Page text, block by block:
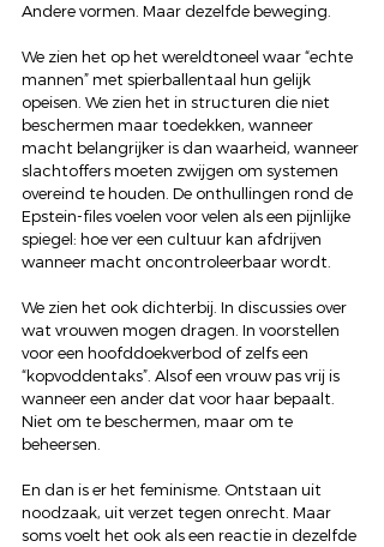
Andere vormen. Maar dezelfde beweging.
We zien het op het wereldtoneel waar “echte
mannen” met spierballentaal hun gelijk
opeisen. We zien het in structuren die niet
beschermen maar toedekken, wanneer
macht belangrijker is dan waarheid, wanneer
slachtoffers moeten zwijgen om systemen
overeind te houden. De onthullingen rond de
Epstein-files voelen voor velen als een pijnlijke
spiegel: hoe ver een cultuur kan afdrijven
wanneer macht oncontroleerbaar wordt.
We zien het ook dichterbij. In discussies over
wat vrouwen mogen dragen. In voorstellen
voor een hoofddoekverbod of zelfs een
“kopvoddentaks”. Alsof een vrouw pas vrij is
wanneer een ander dat voor haar bepaalt.
Niet om te beschermen, maar om te
beheersen.
En dan is er het feminisme. Ontstaan uit
noodzaak, uit verzet tegen onrecht. Maar
soms voelt het ook als een reactie in dezelfde